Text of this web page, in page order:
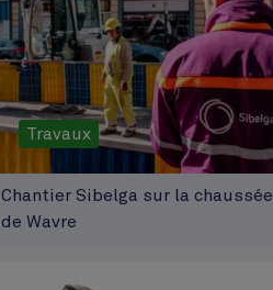
Travaux
Chantier Sibelga sur la chaussée
de Wavre